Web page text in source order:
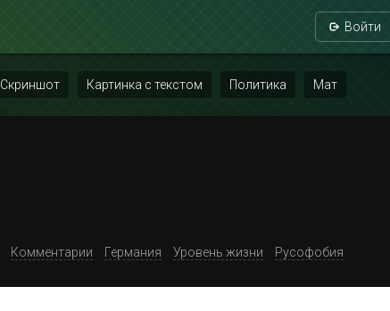
Войти
Скриншот Картинка с текстом Политика Мат
Комментарии Германия Уровень жизни Русофобия